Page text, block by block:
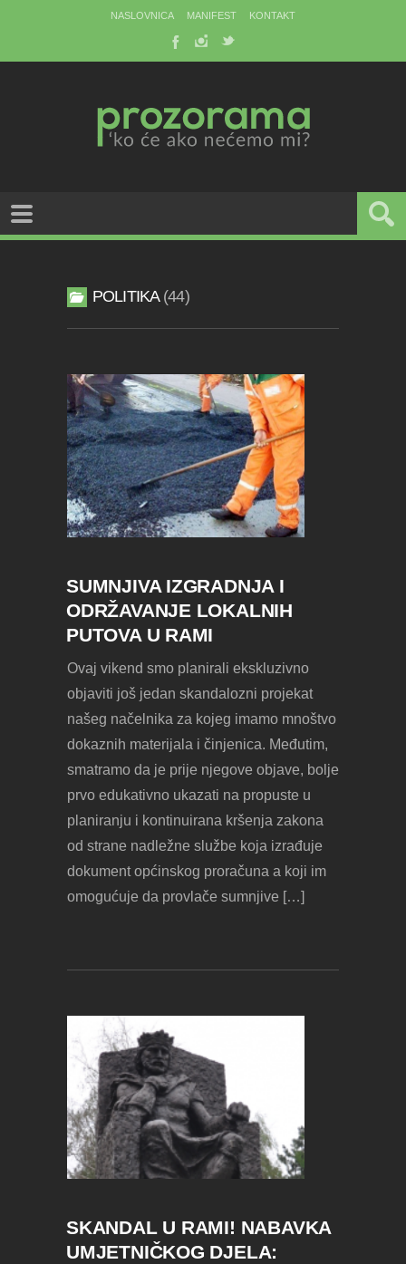
NASLOVNICA MANIFEST KONTAKT
POLITIKA 44
SUMNJIVA IZGRADNJA I
ODRŽAVANJE LOKALNIH
PUTOVA U RAMI
Ovaj vikend smo planirali ekskluzivno
objaviti još jedan skandalozni projekat
našeg načelnika za kojeg imamo mnoštvo
dokaznih materijala i činjenica. Međutim,
smatramo da je prije njegove objave, bolje
prvo edukativno ukazati na propuste u
planiranju i kontinuirana kršenja zakona
od strane nadležne službe koja izrađuje
dokument općinskog proračuna a koji im
omogućuje da provlače sumnjive […]
SKANDAL U RAMI! NABAVKA
UMJETNIČKOG DJELA: